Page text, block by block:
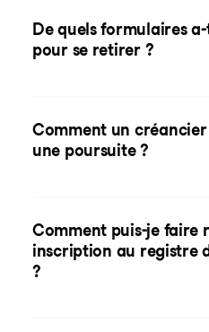
De quels formulaires
pour se retirer ?
Comment un
une poursuite ?
Comment puis-je faire
inscription au registre
?